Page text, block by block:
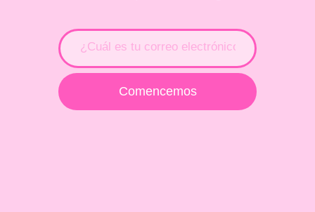
Comencemos